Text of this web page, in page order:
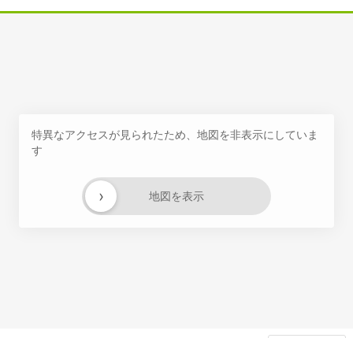
特異なアクセスが見られたため、地図を非表示にしていま
す
地図を表示
›